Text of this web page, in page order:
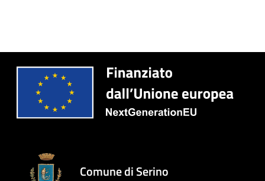
Comune di Serino